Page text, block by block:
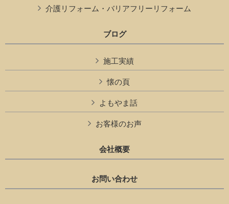
介護リフォーム・バリアフリーリフォーム
ブログ
施工実績
懐の頁
よもやま話
お客様のお声
会社概要
お問い合わせ